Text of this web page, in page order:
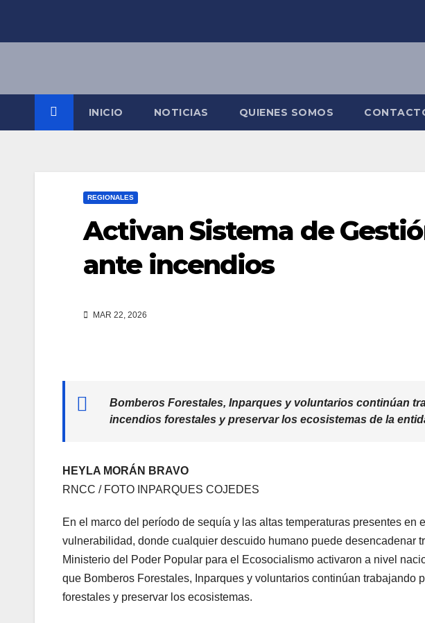
INICIO NOTICIAS QUIENES SOMOS
REGIONALES
Activan Sistema de
ante incendios
MAR 22, 2026
Bomberos Forestales, Inparques y voluntarios continúan
incendios forestales y preservar los ecosistemas de la
HEYLA MORÁN BRAVO
RNCC / FOTO INPARQUES COJEDES
En el marco del período de sequía y las altas temperaturas presentes en
vulnerabilidad, donde cualquier descuido humano puede desencadenar
Ministerio del Poder Popular para el Ecosocialismo activaron a nivel
que Bomberos Forestales, Inparques y voluntarios continúan trabajando
forestales y preservar los ecosistemas.